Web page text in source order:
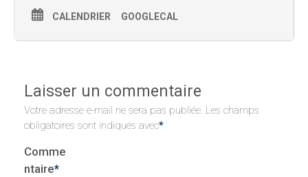
CALENDRIER GOOGLECAL
Laisser un commentaire
Votre adresse e-mail ne sera pas publiée. Les champs
obligatoires sont indiqués avec*
Comme
ntaire*